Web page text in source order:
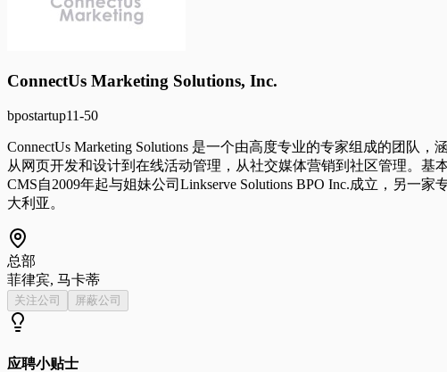
ConnectUs Marketing Solutions, Inc.
bpostartup11-50
ConnectUs Marketing Solutions 是一个由高度专业的专家组成的团队
从网页开发和设计到在线活动管理，从社交媒体营销到社区管理。基
CMS自2009年起与姐妹公司Linkserve Solutions BPO Inc.成立，另一
大利亚。
总部
菲律宾, 马卡蒂
关注公司 屏蔽公司
应聘小贴士